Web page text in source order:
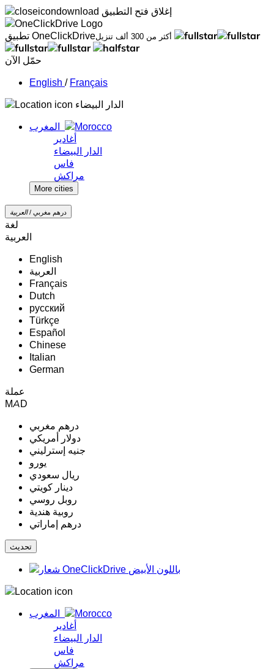
إغلاق فتح التطبيق
تطبيق OneClickDrive
أكثر من 300 ألف تنزيل
حمّل الآن
/ Français
الدار البيضاء
المغرب
أغادير
الدار البيضاء
فاس
مراكش
More cities
درهم مغربي /‏العربية‏
لغة
‏العربية‏
English
‏العربية‏
Français
Dutch
русский
Türkçe
Español
Chinese
Italian
German
عملة
MAD
درهم مغربي
دولار أمريكي
جنيه إسترليني
يورو
ريال سعودي
دينار كويتي
روبل روسي
روبية هندية
درهم إماراتي
المغرب
أغادير
الدار البيضاء
فاس
مراكش